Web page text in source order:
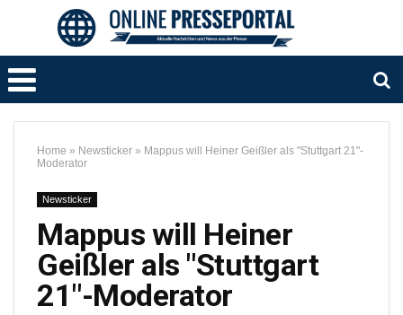
Home » Newsticker » Mappus will Heiner Geißler als "Stuttgart 21"-
Moderator
Newsticker
Mappus will Heiner
Geißler als "Stuttgart
21"-Moderator